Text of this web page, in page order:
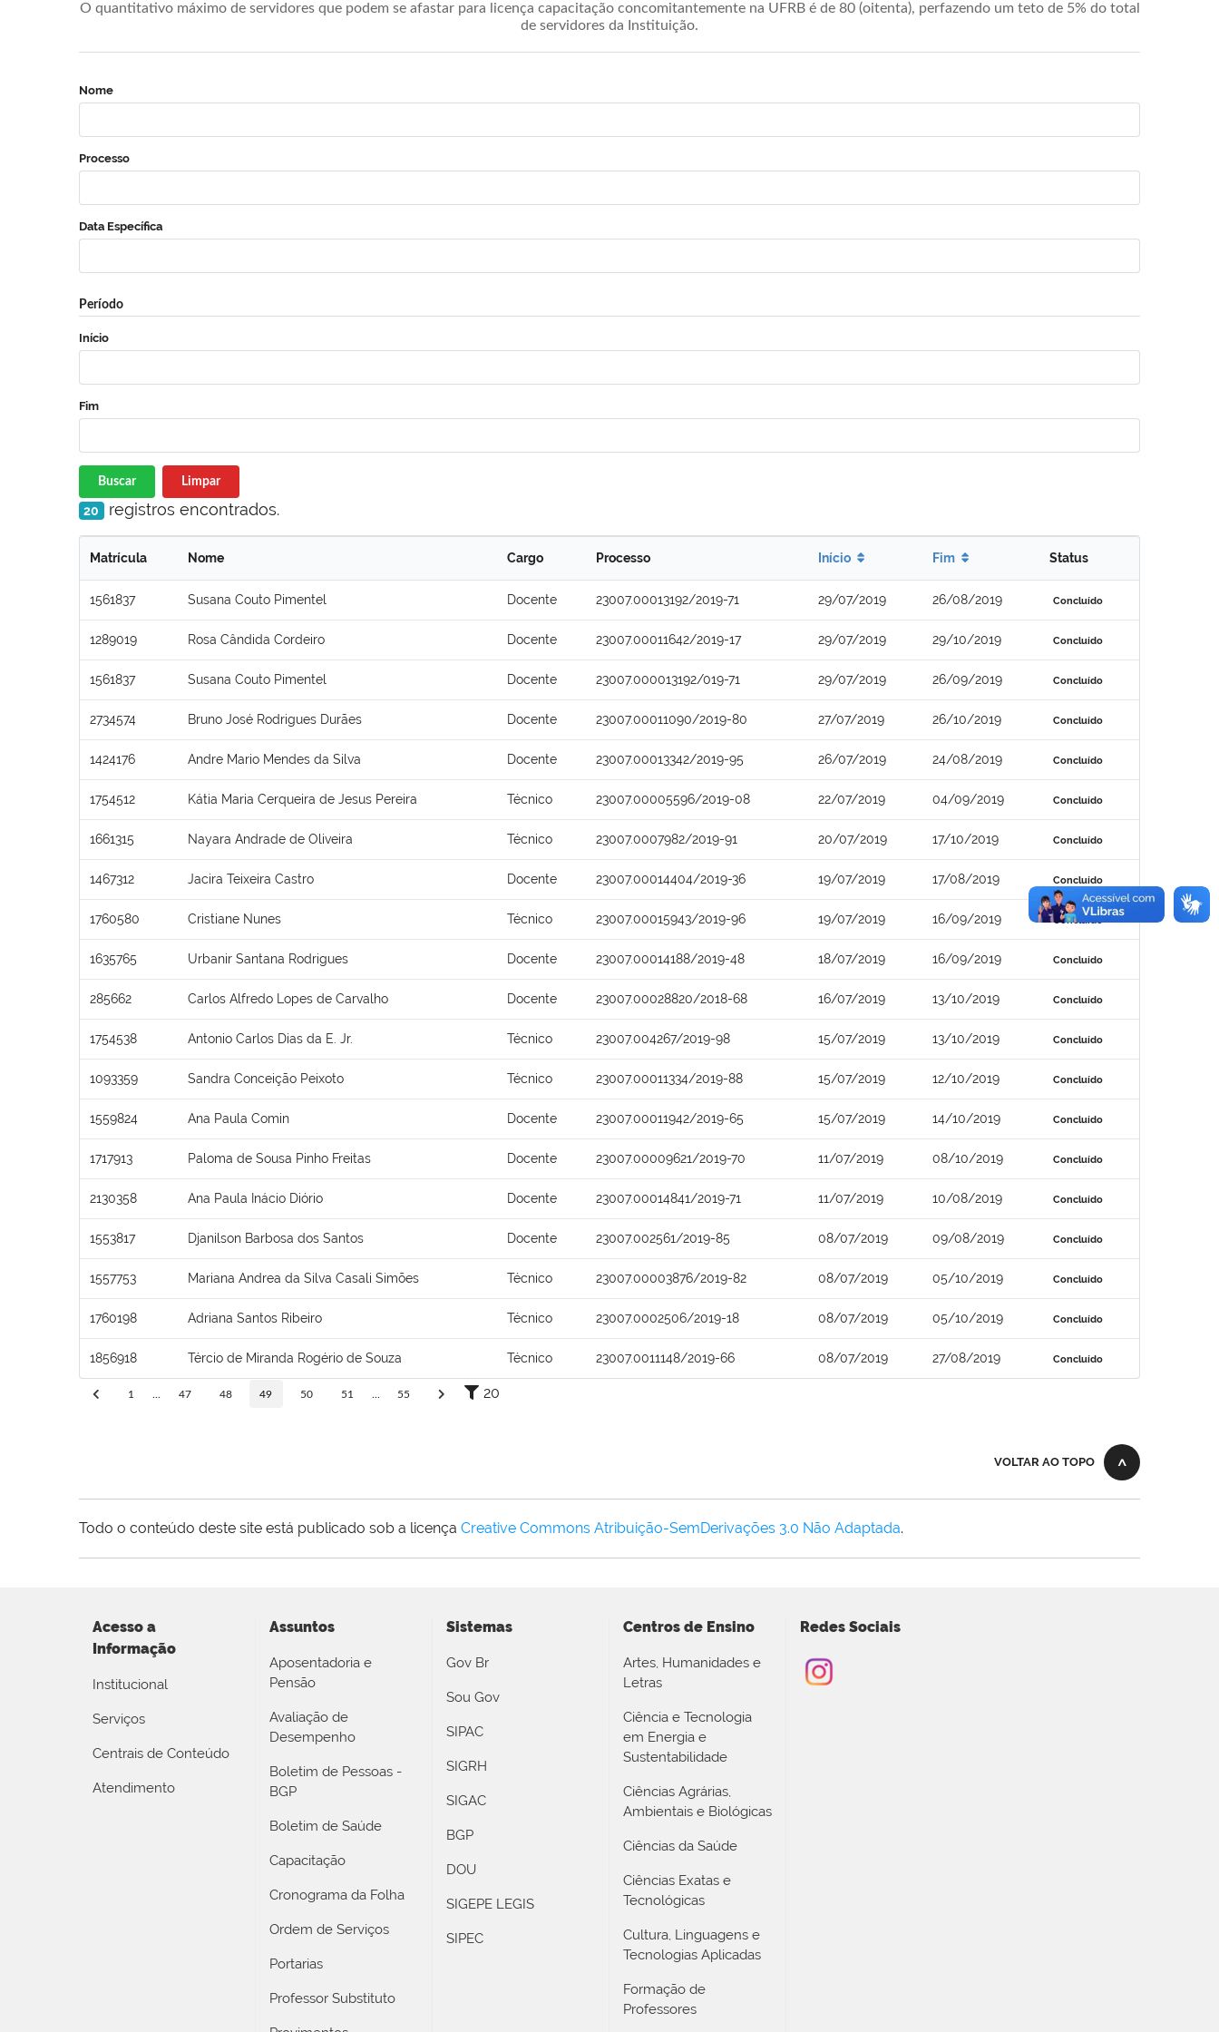
O quantitativo máximo de servidores que podem se afastar para licença capacitação concomitantemente na UFRB é de 80 (oitenta), perfazendo um teto de 5% do total
de servidores da Instituição.
Nome
Processo
Data Específica
Período
Início
Fim
Buscar Limpar
20 registros encontrados.
Matrícula Nome Cargo Processo Início Fim Status
1561837 Susana Couto Pimentel Docente 23007.00013192/2019-71 29/07/2019 26/08/2019 Concluído
1289019 Rosa Cândida Cordeiro Docente 23007.00011642/2019-17 29/07/2019 29/10/2019 Concluído
1561837 Susana Couto Pimentel Docente 23007.000013192/019-71 29/07/2019 26/09/2019 Concluído
2734574 Bruno José Rodrigues Durães Docente 23007.00011090/2019-80 27/07/2019 26/10/2019 Concluído
1424176 Andre Mario Mendes da Silva Docente 23007.00013342/2019-95 26/07/2019 24/08/2019 Concluído
1754512 Kátia Maria Cerqueira de Jesus Pereira Técnico 23007.00005596/2019-08 22/07/2019 04/09/2019 Concluído
1661315 Nayara Andrade de Oliveira Técnico 23007.0007982/2019-91 20/07/2019 17/10/2019 Concluído
1467312 Jacira Teixeira Castro Docente 23007.00014404/2019-36 19/07/2019 17/08/2019 Concluído
1760580 Cristiane Nunes Técnico 23007.00015943/2019-96 19/07/2019 16/09/2019 Concluído
1635765 Urbanir Santana Rodrigues Docente 23007.00014188/2019-48 18/07/2019 16/09/2019 Concluído
285662 Carlos Alfredo Lopes de Carvalho Docente 23007.00028820/2018-68 16/07/2019 13/10/2019 Concluído
1754538 Antonio Carlos Dias da E. Jr. Técnico 23007.004267/2019-98 15/07/2019 13/10/2019 Concluído
1093359 Sandra Conceição Peixoto Técnico 23007.00011334/2019-88 15/07/2019 12/10/2019 Concluído
1559824 Ana Paula Comin Docente 23007.00011942/2019-65 15/07/2019 14/10/2019 Concluído
1717913 Paloma de Sousa Pinho Freitas Docente 23007.00009621/2019-70 11/07/2019 08/10/2019 Concluído
2130358 Ana Paula Inácio Diório Docente 23007.00014841/2019-71 11/07/2019 10/08/2019 Concluído
1553817 Djanilson Barbosa dos Santos Docente 23007.002561/2019-85 08/07/2019 09/08/2019 Concluído
1557753 Mariana Andrea da Silva Casali Simões Técnico 23007.00003876/2019-82 08/07/2019 05/10/2019 Concluído
1760198 Adriana Santos Ribeiro Técnico 23007.0002506/2019-18 08/07/2019 05/10/2019 Concluído
1856918 Tércio de Miranda Rogério de Souza Técnico 23007.0011148/2019-66 08/07/2019 27/08/2019 Concluído
1 47 48 49 50 51 55 20
VOLTAR AO TOPO
Todo o conteúdo deste site está publicado sob a licença Creative Commons Atribuição-SemDerivações 3.0 Não Adaptada.
Acesso a
Informação
Institucional
Serviços
Centrais de Conteúdo
Atendimento
Assuntos
Aposentadoria e
Pensão
Avaliação de
Desempenho
Boletim de Pessoas -
BGP
Boletim de Saúde
Capacitação
Cronograma da Folha
Ordem de Serviços
Portarias
Professor Substituto
Sistemas
Gov Br
Sou Gov
SIPAC
SIGRH
SIGAC
BGP
DOU
SIGEPE LEGIS
SIPEC
Centros de Ensino
Artes, Humanidades e
Letras
Ciência e Tecnologia
em Energia e
Sustentabilidade
Ciências Agrárias,
Ambientais e Biológicas
Ciências da Saúde
Ciências Exatas e
Tecnológicas
Cultura, Linguagens e
Tecnologias Aplicadas
Formação de
Professores
Redes Sociais